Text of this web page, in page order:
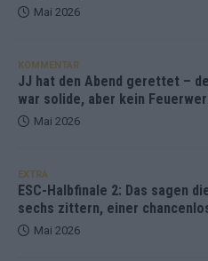
Mai 2026
KOMMENTAR
JJ hat den Abend gerettet –
war solide, aber kein
Mai 2026
EXTRA
ESC-Halbfinale 2: Das sagen
sechs zittern, einer
Mai 2026